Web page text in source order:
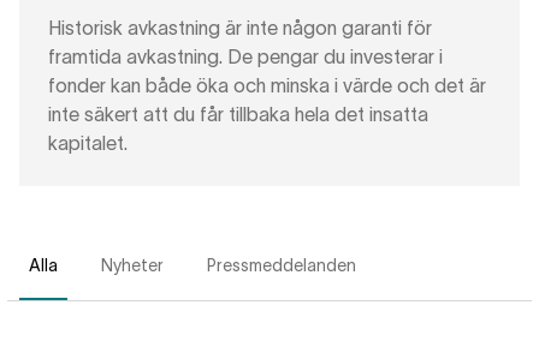
Historisk avkastning är inte någon garanti för
framtida avkastning. De pengar du investerar i
fonder kan både öka och minska i värde och det är
inte säkert att du får tillbaka hela det insatta
kapitalet.
Alla Nyheter Pressmeddelanden